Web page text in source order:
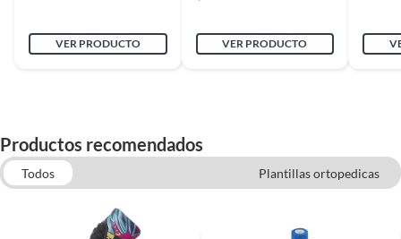
VER PRODUCTO VER PRODUCTO
Productos recomendados
Todos
Plantillas ortopedicas